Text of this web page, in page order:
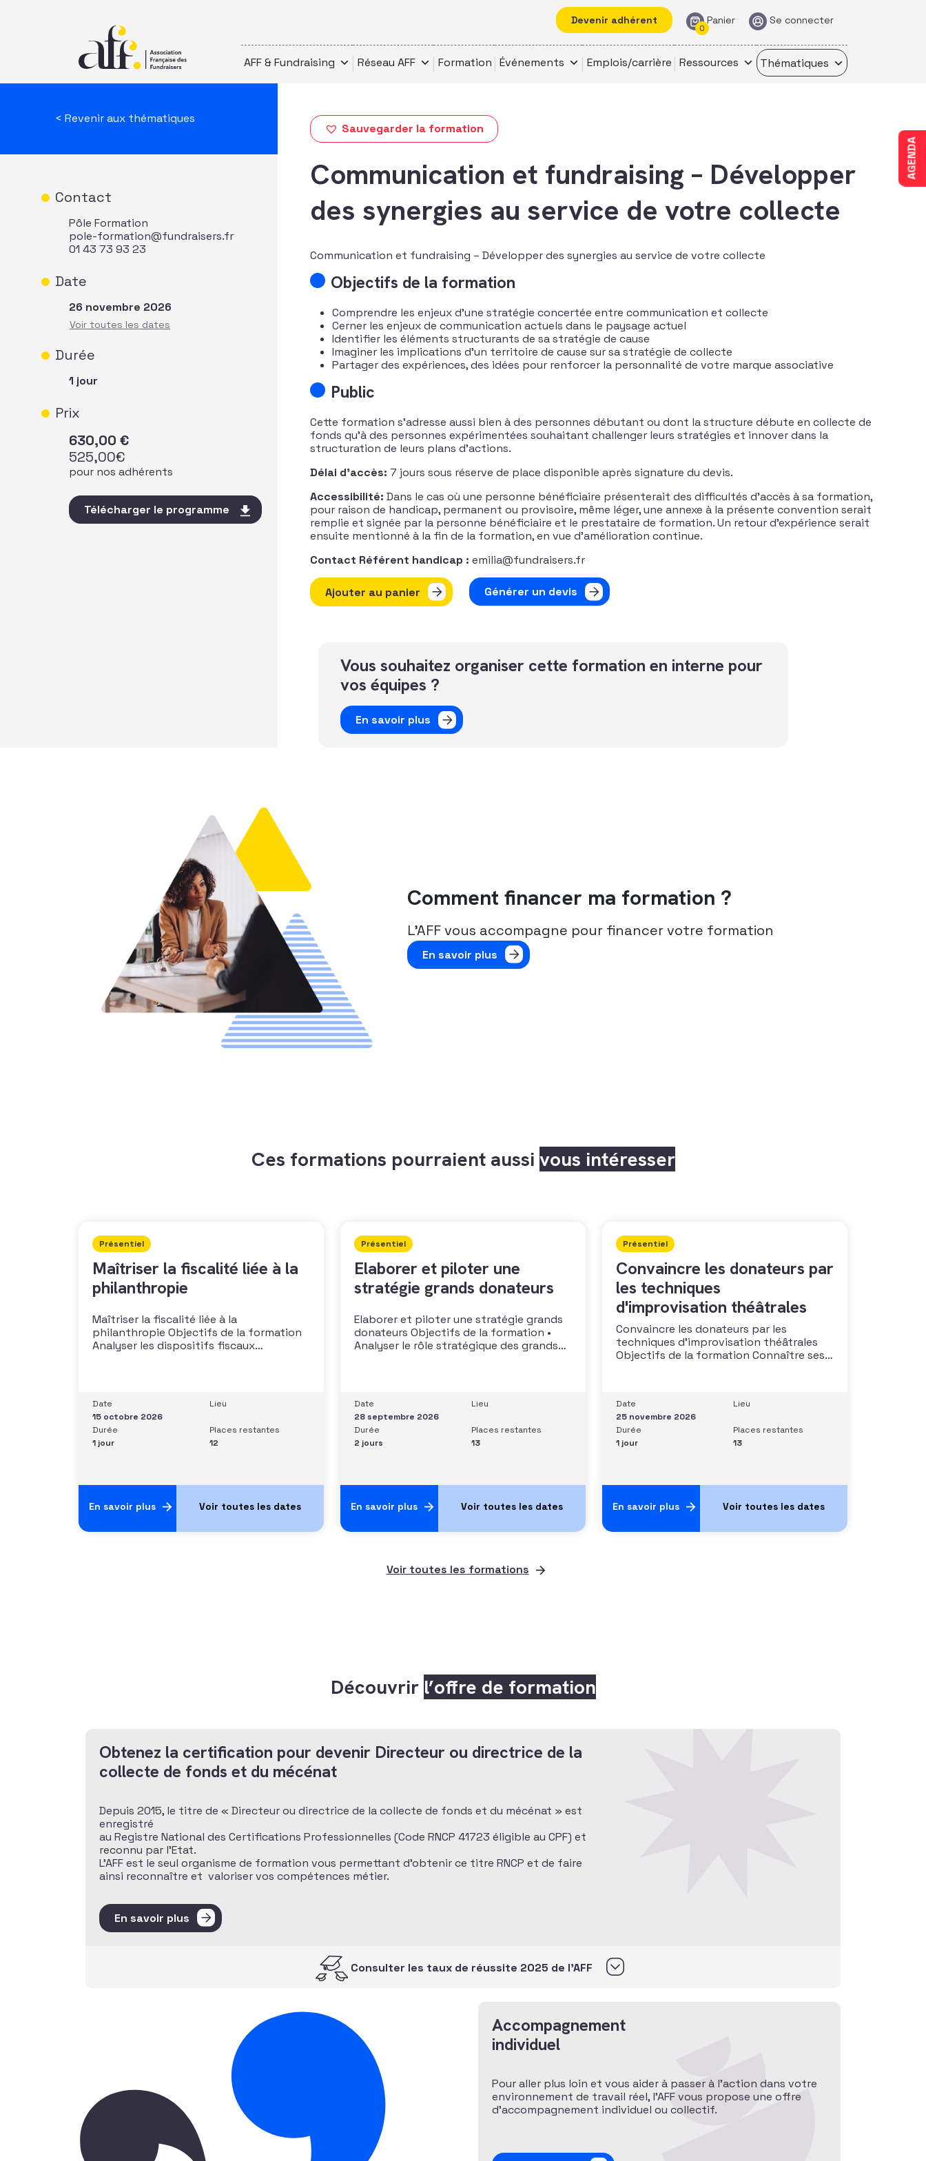
Devenir adhérent Panier
0
Se connecter
AFF & Fundraising Réseau AFF Formation Événements Emplois/carrière Ressources Thématiques
AGENDA
< Revenir aux thématiques
Contact
Pôle Formation
pole-formation@fundraisers.fr
01 43 73 93 23
Date
26 novembre 2026
Durée
1 jour
Prix
630,00 €
525,00€
pour nos adhérents
Télécharger le programme
Sauvegarder la formation
Communication et fundraising – Développer
des synergies au service de votre collecte
Communication et fundraising – Développer des synergies au service de votre collecte
Objectifs de la formation
Comprendre les enjeux d’une stratégie concertée entre communication et collecte
Cerner les enjeux de communication actuels dans le paysage actuel
Identifier les éléments structurants de sa stratégie de cause
Imaginer les implications d’un territoire de cause sur sa stratégie de collecte
Partager des expériences, des idées pour renforcer la personnalité de votre marque associative
Public
Cette formation s’adresse aussi bien à des personnes débutant ou dont la structure débute en collecte de
fonds qu’à des personnes expérimentées souhaitant challenger leurs stratégies et innover dans la
structuration de leurs plans d’actions.
Délai d’accès: 7 jours sous réserve de place disponible après signature du devis.
Accessibilité: Dans le cas où une personne bénéficiaire présenterait des difficultés d’accès à sa formation,
pour raison de handicap, permanent ou provisoire, même léger, une annexe à la présente convention serait
remplie et signée par la personne bénéficiaire et le prestataire de formation. Un retour d’expérience serait
ensuite mentionné à la fin de la formation, en vue d’amélioration continue.
Contact Référent handicap :emilia@fundraisers.fr
quantité de Communication et fundraising - Développer des synergies au service de votre collecte
Ajouter au panier Générer un devis
Vous souhaitez organiser cette formation en interne pour
vos équipes ?
En savoir plus
Comment financer ma formation ?
L’AFF vous accompagne pour financer votre formation
En savoir plus
Ces formations pourraient aussi vous intéresser
Présentiel
Maîtriser la fiscalité liée à la
philanthropie
Maîtriser la fiscalité liée à la
philanthropie Objectifs de la formation
Analyser les dispositifs fiscaux
et les discours auprès des donateurs
Identifier les situations nécessitant un
arbitrage juridique Compétences et
aptitudes Comprendre les régimes
Date
15 octobre 2026
Lieu
Durée
1 jour
Places restantes
12
En savoir plus
Présentiel
Elaborer et piloter une
stratégie grands donateurs
Elaborer et piloter une stratégie grands
donateurs Objectifs de la formation •
Analyser le rôle stratégique des grands
disponibles• Mobiliser la gouvernance et
les parties prenantes• Construire un
argumentaire personnalisé et piloter le
parcours
Date
28 septembre 2026
Lieu
Durée
2 jours
Places restantes
13
En savoir plus
Présentiel
Convaincre les donateurs par
les techniques
d'improvisation théâtrales
Convaincre les donateurs par les
techniques d’improvisation théâtrales
Objectifs de la formation Connaître ses
son degré de force de conviction et sur
quoi elle se fonde (mots, attitude, …),
quelle est sa situation de
Date
25 novembre 2026
Lieu
Durée
1 jour
Places restantes
13
En savoir plus
Voir toutes les formations
Découvrir l’offre de formation
Obtenez la certification pour devenir Directeur ou directrice de la
collecte de fonds et du mécénat
Depuis 2015, le titre de « Directeur ou directrice de la collecte de fonds et du mécénat » est
enregistré
au Registre National des Certifications Professionnelles (Code RNCP 41723 éligible au CPF) et
reconnu par l’Etat.
L’AFF est le seul organisme de formation vous permettant d’obtenir ce titre RNCP et de faire
ainsi reconnaître et valoriser vos compétences métier.
En savoir plus
Consulter les taux de réussite 2025 de l’AFF
Accompagnement
individuel
Pour aller plus loin et vous aider à passer à l’action dans votre
environnement de travail réel, l’AFF vous propose une offre
d’accompagnement individuel ou collectif.